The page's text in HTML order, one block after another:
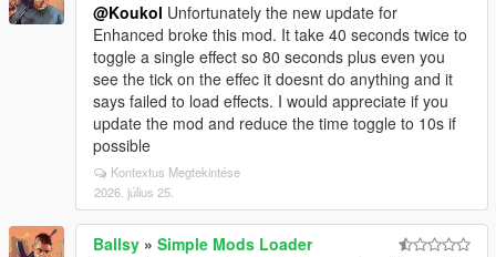
@Koukol Unfortunately the new update for
Enhanced broke this mod. It take 40 seconds twice to
toggle a single effect so 80 seconds plus even you
see the tick on the effec it doesnt do anything and it
says failed to load effects. I would appreciate if you
update the mod and reduce the time toggle to 10s if
possible
Kontextus Megtekintése
2026. július 25.
Ballsy » Simple Mods Loader